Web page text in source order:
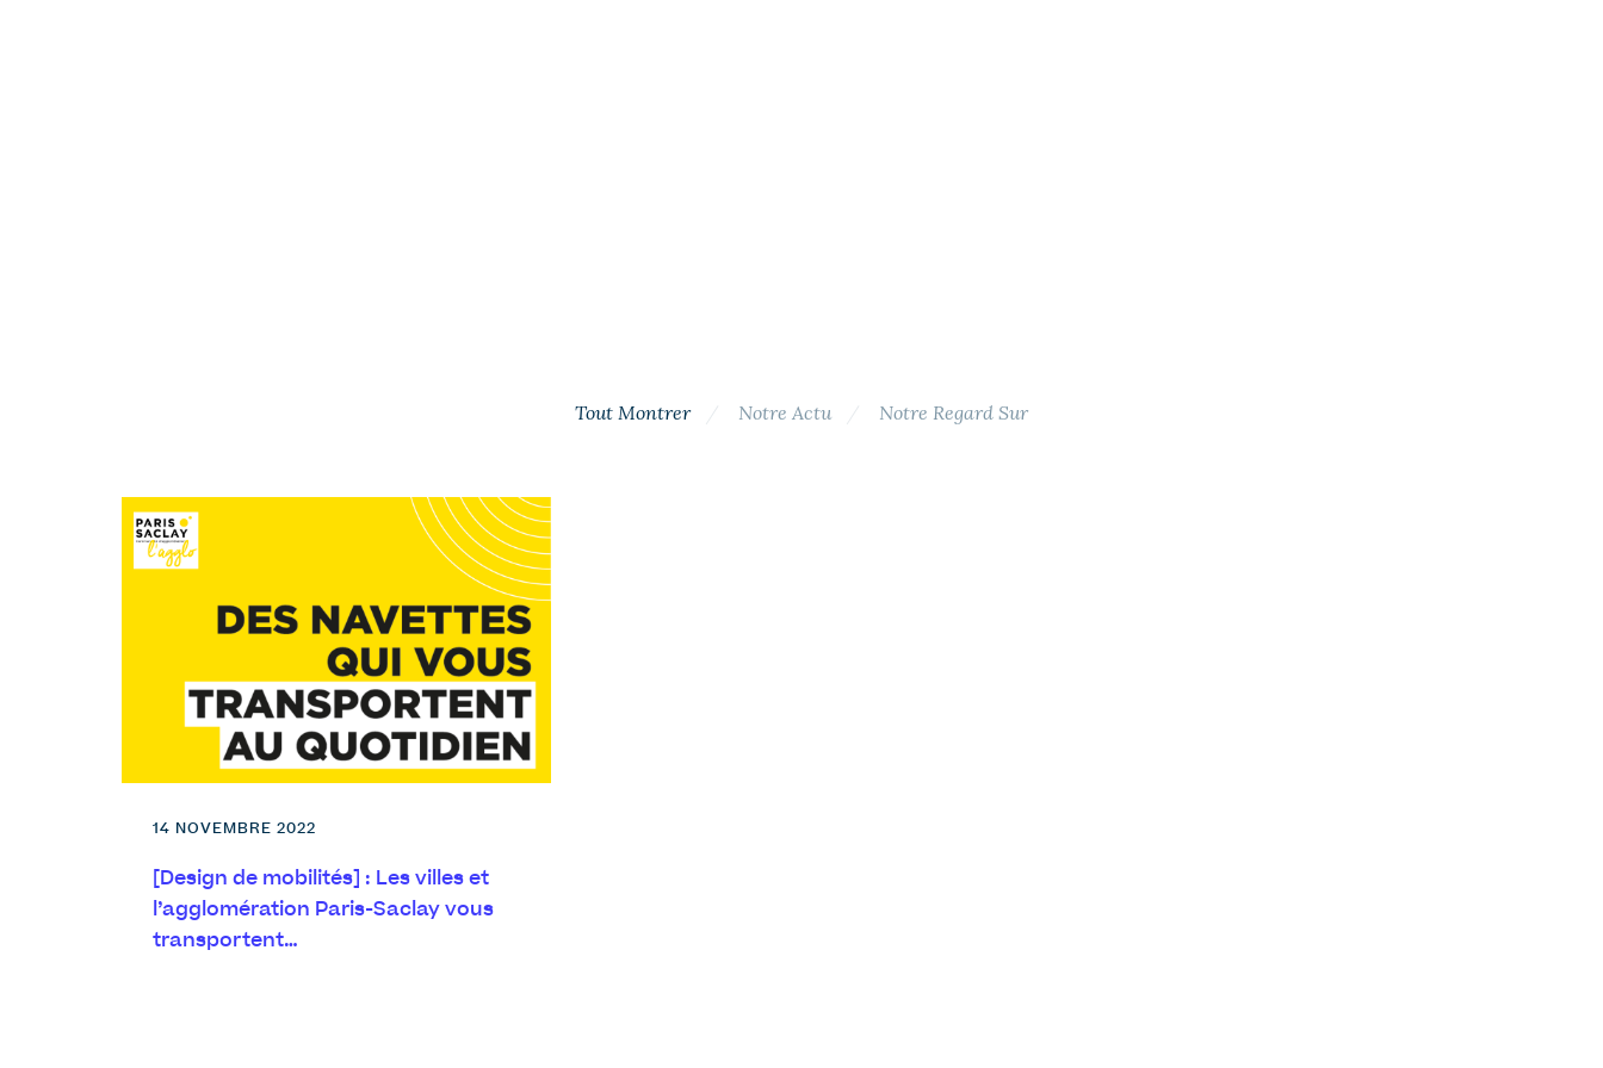
Tout Montrer Notre Actu Notre Regard Sur
14 NOVEMBRE 2022
[Design de mobilités] : Les villes et
l’agglomération Paris-Saclay vous
transportent…